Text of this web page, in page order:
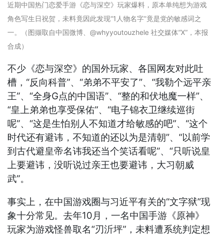
近期中国热门恋爱手游《恋与深空》玩家爆料，原本单纯想为游戏
角色写生日祝贺，未料竟因此发现“1人物名字”竟是党的敏感词之
一。（图撷取自中国微博、@whyyoutouzhele 社交媒体“X”，本报
合成）
不少《恋与深空》的国外玩家、各国网友对此吐
槽，“反向科普”、“弟弟不平安了”、“我勒个远平亲
王”、“全身G点的中国语”、“整的和伏地魔一样”、
“皇上弟弟也享受保佑”、“电子锦衣卫继续巡街
呢”、“这是生怕别人不知道才给敏感的吧”、“这个
时代还有避讳，不知道的还以为是清朝”、“以前学
到古代避皇帝名讳我还当个笑话看呢”、“只听说皇
上要避讳，没听说过亲王也要避讳，大习朝威
武”。
事实上，在中国游戏圈与习近平有关的“文字狱”现
象十分常见。去年10月，一名中国手游《原神》
玩家为游戏怪兽取名“刃沂坪”，未料遭系统判定想